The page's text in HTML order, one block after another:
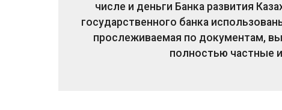
числе и деньги Банка развития
государственного банка
прослеживаемая по документам,
полностью частные